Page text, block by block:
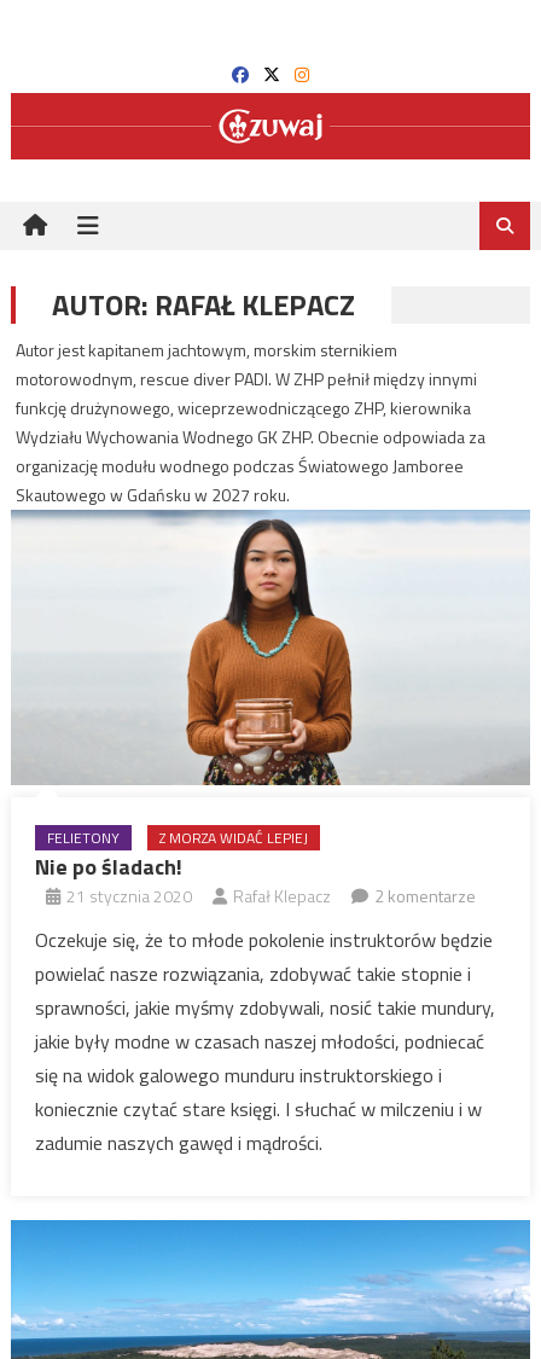
AUTOR: RAFAŁ KLEPACZ
Autor jest kapitanem jachtowym, morskim sternikiem
motorowodnym, rescue diver PADI. W ZHP pełnił między innymi
funkcję drużynowego, wiceprzewodniczącego ZHP, kierownika
Wydziału Wychowania Wodnego GK ZHP. Obecnie odpowiada za
organizację modułu wodnego podczas Światowego Jamboree
Skautowego w Gdańsku w 2027 roku.
FELIETONY Z MORZA WIDAĆ LEPIEJ
Nie po śladach!
21 stycznia 2020 Rafał Klepacz 2 komentarze
Oczekuje się, że to młode pokolenie instruktorów będzie
powielać nasze rozwiązania, zdobywać takie stopnie i
sprawności, jakie myśmy zdobywali, nosić takie mundury,
jakie były modne w czasach naszej młodości, podniecać
się na widok galowego munduru instruktorskiego i
koniecznie czytać stare księgi. I słuchać w milczeniu i w
zadumie naszych gawęd i mądrości.